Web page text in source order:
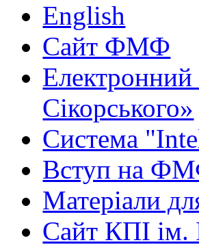
English
Сайт ФМФ
Сікорського»
Система
Вступ на
Матеріали
Сайт КПІ ім.